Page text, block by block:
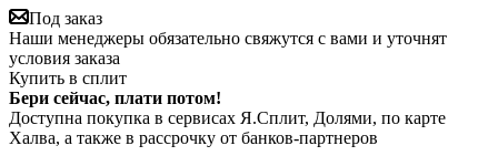
Под заказ
Наши менеджеры обязательно свяжутся с вами и уточнят
условия заказа
Купить в сплит
Бери сейчас, плати потом!
Доступна покупка в сервисах Я.Сплит, Долями, по карте
Халва, а также в рассрочку от банков-партнеров